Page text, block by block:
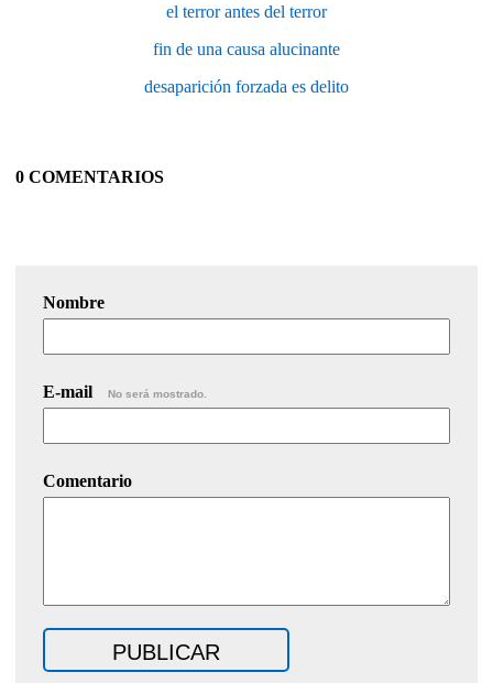
el terror antes del terror
fin de una causa alucinante
desaparición forzada es delito
0 COMENTARIOS
Nombre
E-mail No será mostrado.
Comentario